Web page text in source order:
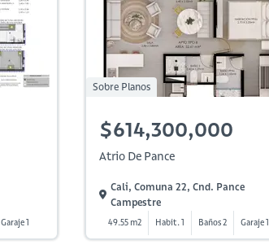
Garaje 1
Sobre Planos
$614,300,000
Atrio De Pance
Cali, Comuna 22, Cnd. Pance
Campestre
49.55 m2 Habit. 1 Baños 2 Garaje 1